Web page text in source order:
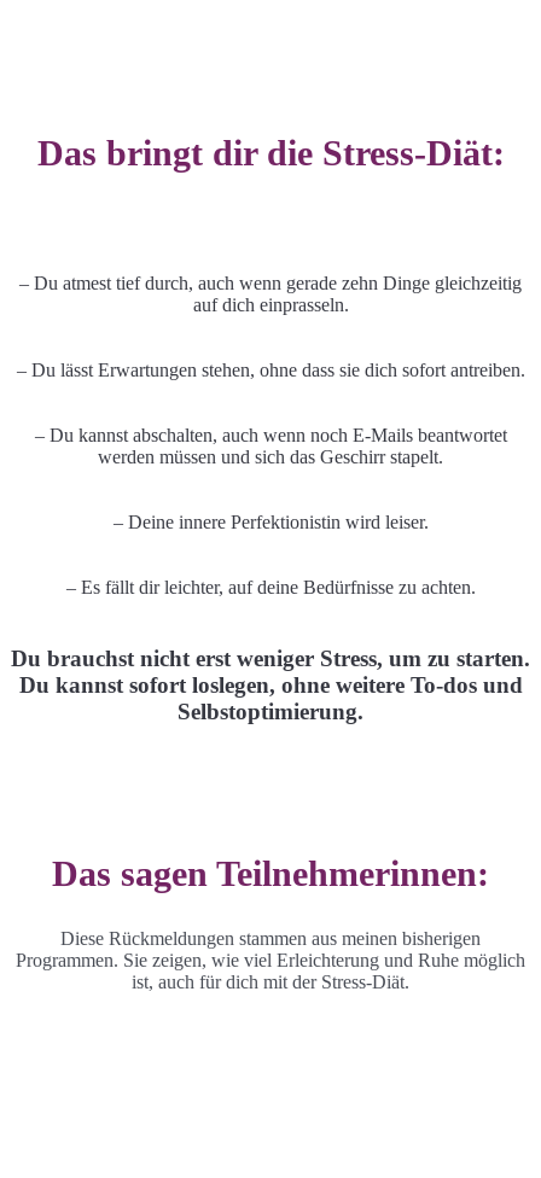
Das bringt dir die Stress-Diät:
– Du atmest tief durch, auch wenn gerade zehn Dinge gleichzeitig
auf dich einprasseln.
– Du lässt Erwartungen stehen, ohne dass sie dich sofort antreiben.
– Du kannst abschalten, auch wenn noch E-Mails beantwortet
werden müssen und sich das Geschirr stapelt.
– Deine innere Perfektionistin wird leiser.
– Es fällt dir leichter, auf deine Bedürfnisse zu achten.
Du brauchst nicht erst weniger Stress, um zu starten.
Du kannst sofort loslegen, ohne weitere To-dos und
Selbstoptimierung.
Das sagen Teilnehmerinnen:
Diese Rückmeldungen stammen aus meinen bisherigen
Programmen. Sie zeigen, wie viel Erleichterung und Ruhe möglich
ist, auch für dich mit der Stress-Diät.